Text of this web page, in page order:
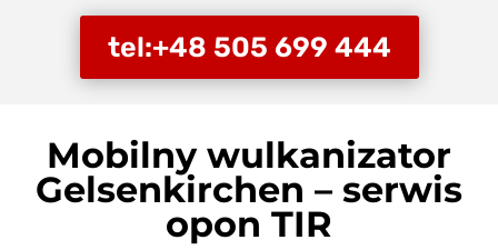
tel:+48 505 699 444
Mobilny wulkanizator
Gelsenkirchen – serwis
opon TIR